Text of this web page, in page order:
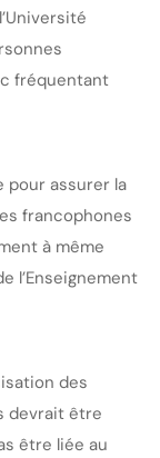
fréquentant
pour assurer la
francophones
à même
l’Enseignement
des
devrait être
être liée au